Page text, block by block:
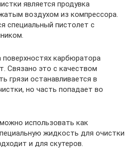
является продувка
воздухом из компрессора.
специальный пистолет с
карбюратора
Связано это с качеством
грязи останавливается в
но часть попадает во
использовать как
жидкость для очистки
и для скутеров.